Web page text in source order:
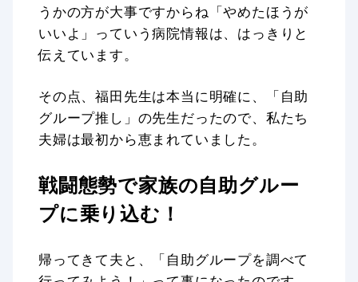
うかの方が大事ですからね「やめたほうが
いいよ」っていう病院情報は、はっきりと
伝えています。
その点、福田先生は本当に明確に、「自助
グループ推し」の先生だったので、私たち
夫婦は最初から恵まれていました。
戦闘態勢で家族の自助グルー
プに乗り込む！
帰ってきて夫と、「自助グループを調べて